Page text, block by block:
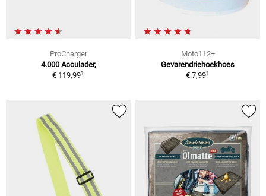
ProCharger
4.000 Acculader,
€ 119,991
Moto112+
Gevarendriehoekhoes
€ 7,991